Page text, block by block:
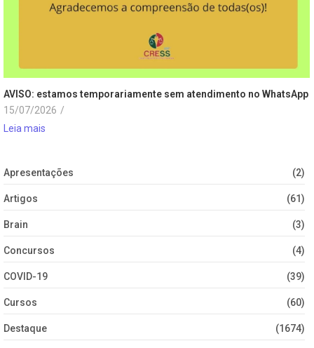
AVISO: estamos temporariamente sem atendimento no WhatsApp
15/07/2026 /
Leia mais
Apresentações (2)
Artigos (61)
Brain (3)
Concursos (4)
COVID-19 (39)
Cursos (60)
Destaque (1674)